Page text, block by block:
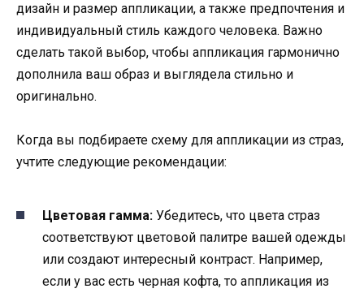
дизайн и размер аппликации, а также предпочтения и
индивидуальный стиль каждого человека. Важно
сделать такой выбор, чтобы аппликация гармонично
дополнила ваш образ и выглядела стильно и
оригинально.
Когда вы подбираете схему для аппликации из страз,
учтите следующие рекомендации:
Цветовая гамма: Убедитесь, что цвета страз
соответствуют цветовой палитре вашей одежды
или создают интересный контраст. Например,
если у вас есть черная кофта, то аппликация из